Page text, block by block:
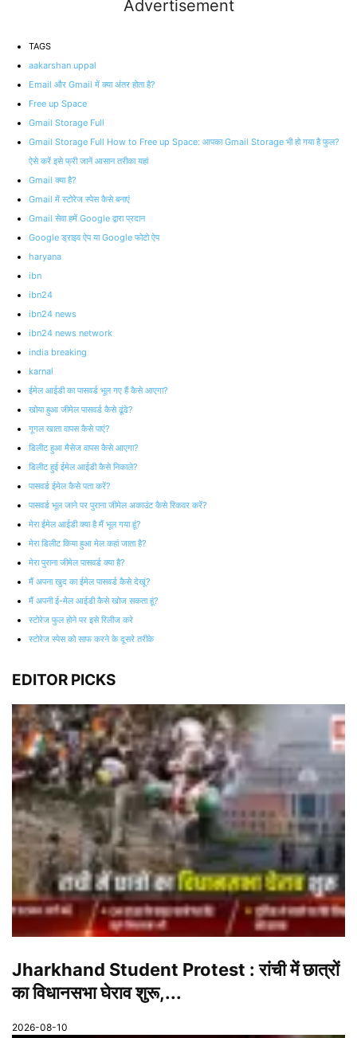
Advertisement
TAGS
aakarshan uppal
Email और Gmail में क्या अंतर होता है?
Free up Space
Gmail Storage Full
Gmail Storage Full How to Free up Space: आपका Gmail Storage भी हो गया है फुल?
ऐसे करें इसे फ्री जानें आसान तरीका यहां
Gmail क्या है?
Gmail में स्टोरेज स्पेस कैसे बनाएं
Gmail सेवा हमें Google द्वारा प्रदान
Google ड्राइव ऐप या Google फोटो ऐप
haryana
ibn
ibn24
ibn24 news
ibn24 news network
india breaking
karnal
ईमेल आईडी का पासवर्ड भूल गए हैं कैसे आएगा?
खोया हुआ जीमेल पासवर्ड कैसे ढूंढे?
गूगल खाता वापस कैसे पाएं?
डिलीट हुआ मैसेज वापस कैसे आएगा?
डिलीट हुई ईमेल आईडी कैसे निकाले?
पासवर्ड ईमेल कैसे पता करें?
पासवर्ड भूल जाने पर पुराना जीमेल अकाउंट कैसे रिकवर करें?
मेरा ईमेल आईडी क्या है मैं भूल गया हूं?
मेरा डिलीट किया हुआ मेल कहां जाता है?
मेरा पुराना जीमेल पासवर्ड क्या है?
मैं अपना खुद का ईमेल पासवर्ड कैसे देखूं?
मैं अपनी ई-मेल आईडी कैसे खोज सकता हूं?
स्टोरेज फुल होने पर इसे रिलीज करे
स्टोरेज स्पेस को साफ करने के दूसरे तरीके
EDITOR PICKS
Jharkhand Student Protest : रांची में छात्रों
का विधानसभा घेराव शुरू,...
2026-08-10